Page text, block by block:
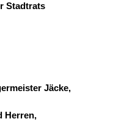
Stadtrats
Jäcke,
Herren,